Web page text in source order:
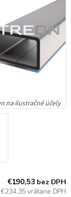
€190,53 bez DPH
€234,35 vrátane DPH